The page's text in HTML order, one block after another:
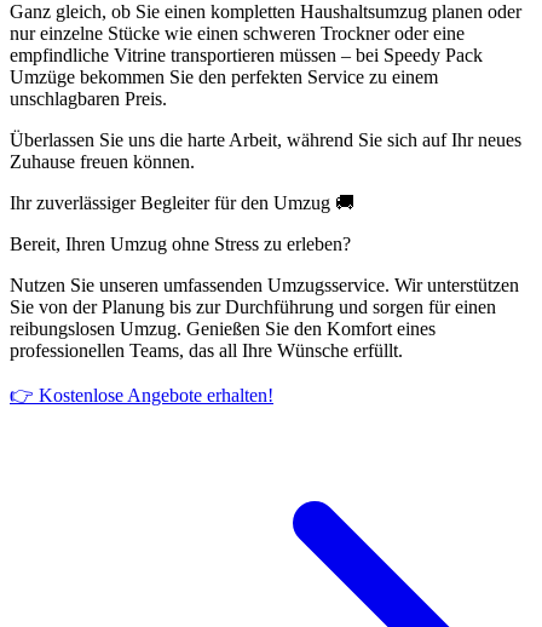
Ganz gleich, ob Sie einen kompletten Haushaltsumzug planen oder
nur einzelne Stücke wie einen schweren Trockner oder eine
empfindliche Vitrine transportieren müssen – bei Speedy Pack
Umzüge bekommen Sie den perfekten Service zu einem
unschlagbaren Preis.
Überlassen Sie uns die harte Arbeit, während Sie sich auf Ihr neues
Zuhause freuen können.
Ihr zuverlässiger Begleiter für den Umzug 🚚
Bereit, Ihren Umzug ohne Stress zu erleben?
Nutzen Sie unseren umfassenden Umzugsservice. Wir unterstützen
Sie von der Planung bis zur Durchführung und sorgen für einen
reibungslosen Umzug. Genießen Sie den Komfort eines
professionellen Teams, das all Ihre Wünsche erfüllt.
👉 Kostenlose Angebote erhalten!